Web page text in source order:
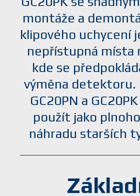
montáže a
klipového uchycení
nepřístupná místa
kde se
výměna
GC20PN a
použít jako
náhradu starších